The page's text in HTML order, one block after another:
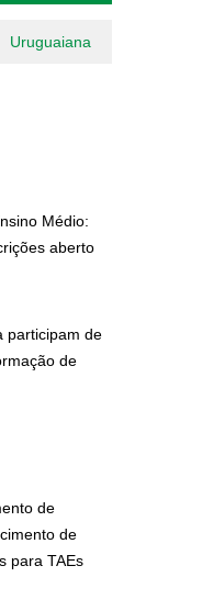
Uruguaiana
Médio:
aberto
participam de
de
de
de
para TAEs